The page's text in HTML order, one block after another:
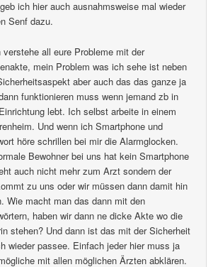
ich hier auch ausnahmsweise mal wieder
Senf dazu.
verstehe all eure Probleme mit der
mein Problem was ich sehe ist neben
aber auch das das ganze ja
funktionieren muss wenn jemand zb in
lebt. Ich selbst arbeite in einem
Und wenn ich Smartphone und
höre schrillen bei mir die Alarmglocken.
Bewohner bei uns hat kein Smartphone
auch nicht mehr zum Arzt sondern der
zu uns oder wir müssen dann damit hin
Wie macht man das dann mit den
haben wir dann ne dicke Akte wo die
stehen? Und dann ist das mit der Sicherheit
wieder passee. Einfach jeder hier muss ja
mit allen möglichen Ärzten abklären.